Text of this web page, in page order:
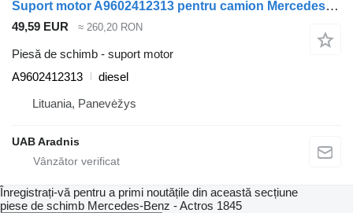
Suport motor A9602412313 pentru camion Mercedes-Benz ACTROS MP4 1845 L
49,59 EUR ≈ 260,20 RON
Piesă de schimb - suport motor
A9602412313
diesel
Lituania, Panevėžys
UAB Aradnis
Înregistrați-vă pentru a primi noutățile din această secțiune
piese de schimb Mercedes-Benz - Actros 1845